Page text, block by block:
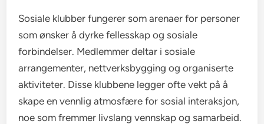
Sosiale klubber fungerer som arenaer for personer
som ønsker å dyrke fellesskap og sosiale
forbindelser. Medlemmer deltar i sosiale
arrangementer, nettverksbygging og organiserte
aktiviteter. Disse klubbene legger ofte vekt på å
skape en vennlig atmosfære for sosial interaksjon,
noe som fremmer livslang vennskap og samarbeid.